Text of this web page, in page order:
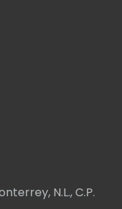
N.L., C.P.